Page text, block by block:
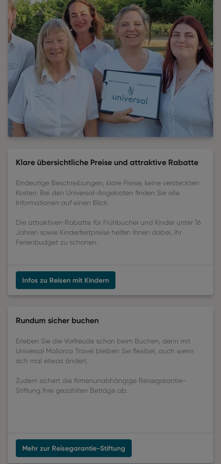
Klare übersichtliche Preise und attraktive Rabatte
Eindeutige Beschreibungen, klare Preise, keine versteckten
Kosten: Bei den Universal-Angeboten finden Sie alle
Informationen auf einen Blick.
Die attraktiven Rabatte für Frühbucher und Kinder unter 16
Jahren sowie Kinderfestpreise helfen Ihnen dabei, Ihr
Ferienbudget zu schonen.
Infos zu Reisen mit Kindern
Rundum sicher buchen
Erleben Sie die Vorfreude schon beim Buchen, denn mit
Universal Mallorca Travel bleiben Sie flexibel, auch wenn
sich mal etwas ändert.
Zudem sichert die firmenunabhängige Reisegarantie-
Stiftung Ihre gezahlten Beträge ab.
Mehr zur Reisegarantie-Stiftung